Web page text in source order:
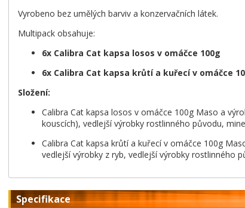
Vyrobeno bez umělých barviv a konzervačních látek.
Multipack obsahuje:
6x Calibra Cat kapsa losos v omáčce 100g
6x Calibra Cat kapsa krůtí a kuřecí v omáčce
Složení:
Calibra Cat kapsa losos v omáčce 100g Maso a
kouscích), vedlejší výrobky rostlinného původu,
Calibra Cat kapsa krůtí a kuřecí v omáčce 100g
vedlejší výrobky z ryb, vedlejší výrobky rostlinného
Specifikace